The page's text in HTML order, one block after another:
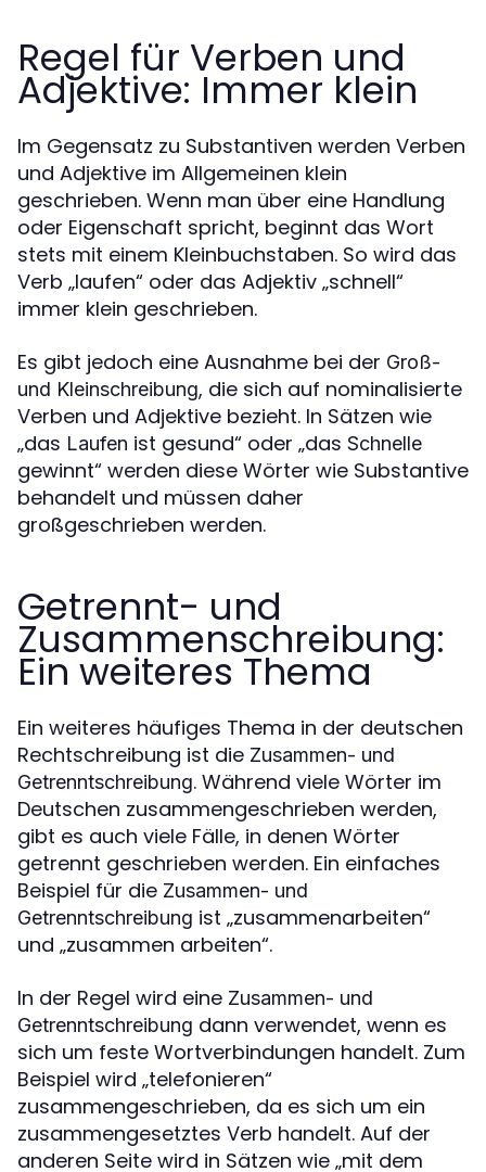
Regel für Verben und
Adjektive: Immer klein
Im Gegensatz zu Substantiven werden Verben
und Adjektive im Allgemeinen klein
geschrieben. Wenn man über eine Handlung
oder Eigenschaft spricht, beginnt das Wort
stets mit einem Kleinbuchstaben. So wird das
Verb „laufen“ oder das Adjektiv „schnell“
immer klein geschrieben.
Es gibt jedoch eine Ausnahme bei der Groß-
und Kleinschreibung, die sich auf nominalisierte
Verben und Adjektive bezieht. In Sätzen wie
„das Laufen ist gesund“ oder „das Schnelle
gewinnt“ werden diese Wörter wie Substantive
behandelt und müssen daher
großgeschrieben werden.
Getrennt- und
Zusammenschreibung:
Ein weiteres Thema
Ein weiteres häufiges Thema in der deutschen
Rechtschreibung ist die Zusammen- und
Getrenntschreibung. Während viele Wörter im
Deutschen zusammengeschrieben werden,
gibt es auch viele Fälle, in denen Wörter
getrennt geschrieben werden. Ein einfaches
Beispiel für die Zusammen- und
Getrenntschreibung ist „zusammenarbeiten“
und „zusammen arbeiten“.
In der Regel wird eine Zusammen- und
Getrenntschreibung dann verwendet, wenn es
sich um feste Wortverbindungen handelt. Zum
Beispiel wird „telefonieren“
zusammengeschrieben, da es sich um ein
zusammengesetztes Verb handelt. Auf der
anderen Seite wird in Sätzen wie „mit dem